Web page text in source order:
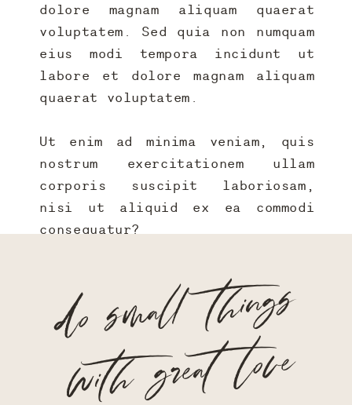
dolore magnam aliquam quaerat
voluptatem. Sed quia non numquam
eius modi tempora incidunt ut
labore et dolore magnam aliquam
quaerat voluptatem.
Ut enim ad minima veniam, quis
nostrum exercitationem ullam
corporis suscipit laboriosam,
nisi ut aliquid ex ea commodi
consequatur?
do small things
with great love